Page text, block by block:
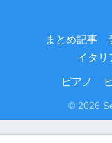
まとめ記事
イタリ
ピアノ
© 2026